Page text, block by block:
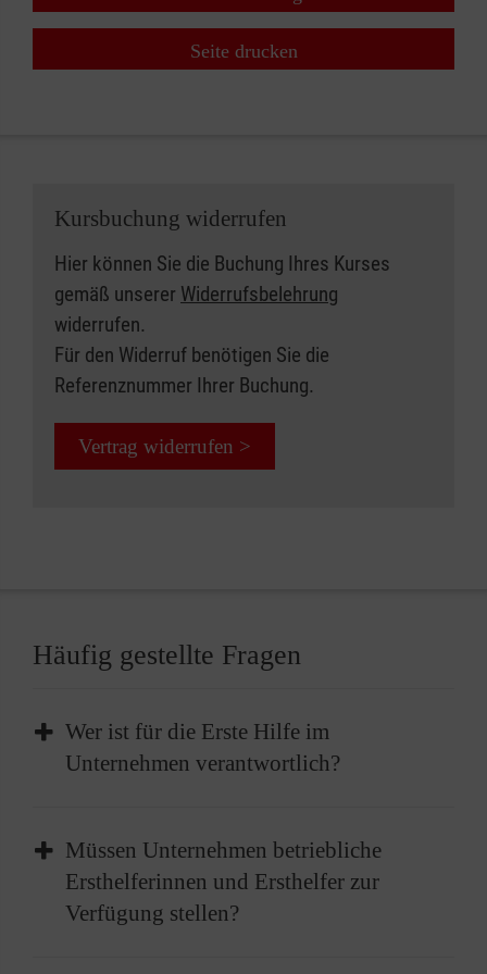
Seite drucken
Kursbuchung widerrufen
Hier können Sie die Buchung Ihres Kurses
gemäß unserer Widerrufsbelehrung
widerrufen.
Für den Widerruf benötigen Sie die
Referenznummer Ihrer Buchung.
Vertrag widerrufen >
Häufig gestellte Fragen
Wer ist für die Erste Hilfe im
Unternehmen verantwortlich?
Im Unternehmen liegt die Verantwortung für
die Bereitstellung der Ersten Hilfe beim
Arbeitgeber. Dies beinhaltet die Einrichtung
geeigneter Strukturen sowie die Sicherstellung
Müssen Unternehmen betriebliche
Ersthelferinnen und Ersthelfer zur
Verfügung stellen?